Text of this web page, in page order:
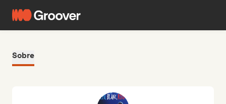
Sobre